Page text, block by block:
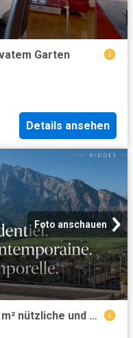
Garten
Details ansehen
Foto anschauen
NEU – VILLA 3,5 Stück von 221 m² nützliche und großzügige Außenfassade zum Preis einer Wohnung